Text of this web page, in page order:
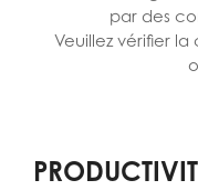
par des
Veuillez vérifier